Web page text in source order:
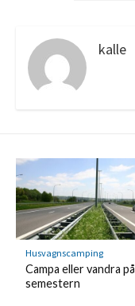
kalle
Husvagnscamping
Campa eller vandra på
semestern